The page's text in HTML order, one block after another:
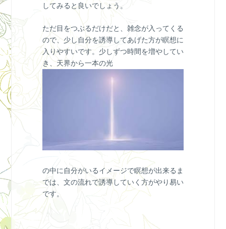
してみると良いでしょう。
ただ目をつぶるだけだと、雑念が入ってくる
ので、少し自分を誘導してあげた方が瞑想に
入りやすいです。少しずつ時間を増やしてい
き、天界から一本の光
の中に自分がいるイメージで瞑想が出来るま
では、文の流れで誘導していく方がやり易い
です。